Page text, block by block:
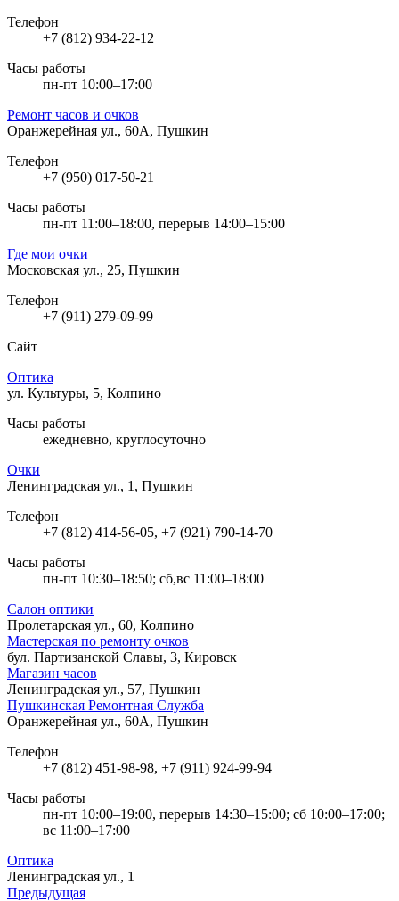
Телефон
+7 (812) 934-22-12
Часы работы
пн-пт 10:00–17:00
Ремонт часов и очков
Оранжерейная ул., 60А, Пушкин
Телефон
+7 (950) 017-50-21
Часы работы
пн-пт 11:00–18:00, перерыв 14:00–15:00
Где мои очки
Московская ул., 25, Пушкин
Телефон
+7 (911) 279-09-99
Сайт
Оптика
ул. Культуры, 5, Колпино
Часы работы
ежедневно, круглосуточно
Очки
Ленинградская ул., 1, Пушкин
Телефон
+7 (812) 414-56-05, +7 (921) 790-14-70
Часы работы
пн-пт 10:30–18:50; сб,вс 11:00–18:00
Салон оптики
Пролетарская ул., 60, Колпино
Мастерская по ремонту очков
бул. Партизанской Славы, 3, Кировск
Магазин часов
Ленинградская ул., 57, Пушкин
Пушкинская Ремонтная Служба
Оранжерейная ул., 60А, Пушкин
Телефон
+7 (812) 451-98-98, +7 (911) 924-99-94
Часы работы
пн-пт 10:00–19:00, перерыв 14:30–15:00; сб 10:00–17:00;
вс 11:00–17:00
Оптика
Ленинградская ул., 1
Предыдущая